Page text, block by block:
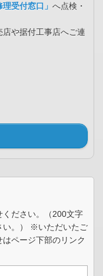
理受付窓口」 へ点検・
店や据付工事店へご連
ください。（200文字
い。） ※いただいたご
ページ下部のリンク